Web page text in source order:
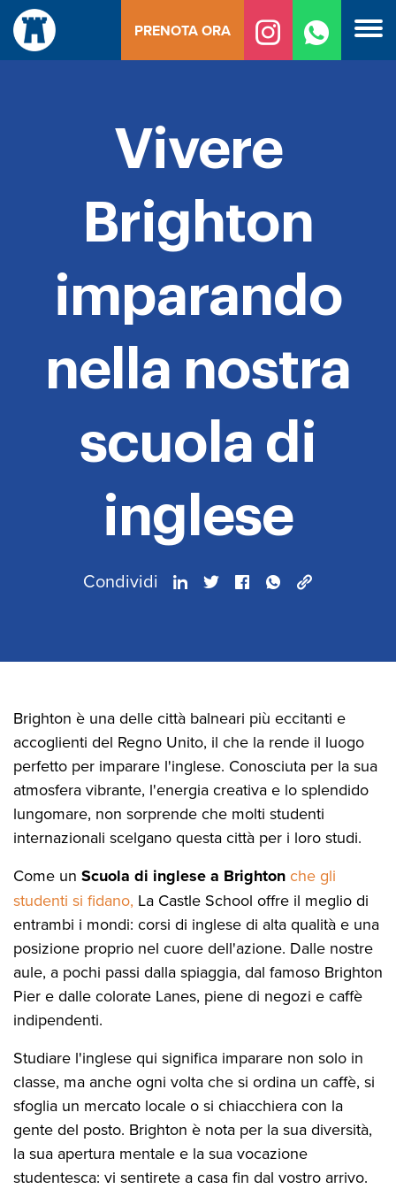
Vai
contenuto
PRENOTA ORA
Vivere
Brighton
imparando
nella nostra
scuola di
inglese
Condividi
Brighton è una delle città balneari più eccitanti e
accoglienti del Regno Unito, il che la rende il luogo
perfetto per imparare l'inglese. Conosciuta per la sua
atmosfera vibrante, l'energia creativa e lo splendido
lungomare, non sorprende che molti studenti
internazionali scelgano questa città per i loro studi.
Come un Scuola di inglese a Brighton che gli
studenti si fidano, La Castle School offre il meglio di
entrambi i mondi: corsi di inglese di alta qualità e una
posizione proprio nel cuore dell'azione. Dalle nostre
aule, a pochi passi dalla spiaggia, dal famoso Brighton
Pier e dalle colorate Lanes, piene di negozi e caffè
indipendenti.
Studiare l'inglese qui significa imparare non solo in
classe, ma anche ogni volta che si ordina un caffè, si
sfoglia un mercato locale o si chiacchiera con la
gente del posto. Brighton è nota per la sua diversità,
la sua apertura mentale e la sua vocazione
studentesca: vi sentirete a casa fin dal vostro arrivo.